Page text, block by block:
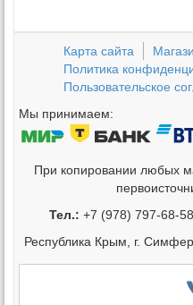
Карта сайта
Политика
Пользовательское
Мы принимаем:
При копировании любых
Тел.: +7 (978) 797-68-
Республика Крым, г.